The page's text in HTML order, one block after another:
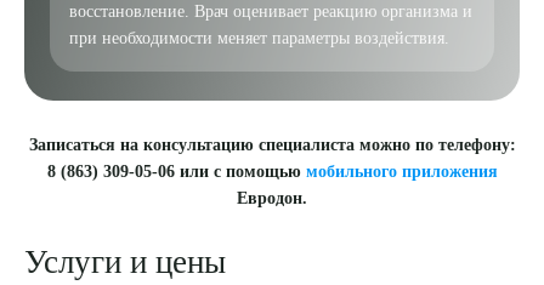
восстановление. Врач оценивает реакцию организма и
при необходимости меняет параметры воздействия.
Записаться на консультацию специалиста можно по телефону:
8 (863) 309-05-06 или с помощью мобильного приложения
Евродон.
Услуги и цены
ОТПРАВИТЬ
Я даю согласие на